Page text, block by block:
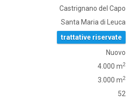
Castrignano del Capo
Santa Maria di Leuca
trattative riservate
Nuovo
4.000 m2
3.000 m2
52